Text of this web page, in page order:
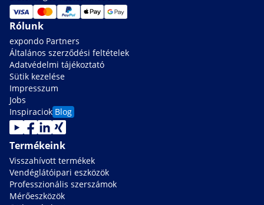
Rólunk
expondo Partners
Általános szerződési feltételek
Adatvédelmi tájékoztató
Sütik kezelése
Impresszum
Jobs
Inspiraciok Blog
Termékeink
Visszahívott termékek
Vendéglátóipari eszközök
Professzionális szerszámok
Mérőeszközök